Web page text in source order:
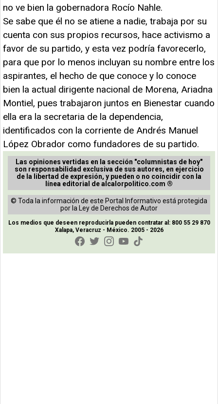
no ve bien la gobernadora Rocío Nahle.
Se sabe que él no se atiene a nadie, trabaja por su
cuenta con sus propios recursos, hace activismo a
favor de su partido, y esta vez podría favorecerlo,
para que por lo menos incluyan su nombre entre los
aspirantes, el hecho de que conoce y lo conoce
bien la actual dirigente nacional de Morena, Ariadna
Montiel, pues trabajaron juntos en Bienestar cuando
ella era la secretaria de la dependencia,
identificados con la corriente de Andrés Manuel
López Obrador como fundadores de su partido.
Las opiniones vertidas en la sección "columnistas de hoy"
son responsabilidad exclusiva de sus autores, en ejercicio
de la libertad de expresión, y pueden o no coincidir con la
línea editorial de alcalorpolitico.com ®
© Toda la información de este Portal Informativo está protegida
por la Ley de Derechos de Autor
Los medios que deseen reproducirla pueden contratar al: 800 55 29 870
Xalapa, Veracruz - México. 2005 - 2026